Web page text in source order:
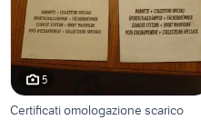
5
Certificati omologazione scarico